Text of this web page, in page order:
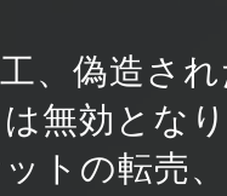
工、偽造さ
無効とな
トの転売